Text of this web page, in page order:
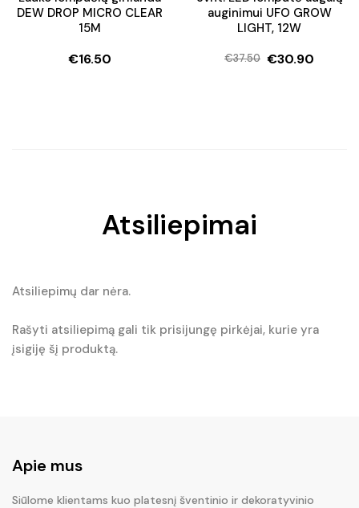
DEW DROP MICRO CLEAR
15M
€16.50
auginimui UFO GROW
LIGHT, 12W
€37.50
Original
€30.90
Current
Atsiliepimai
Atsiliepimų dar nėra.
Rašyti atsiliepimą gali tik prisijungę pirkėjai, kurie yra
įsigiję šį produktą.
Apie mus
Siūlome klientams kuo platesnį šventinio ir dekoratyvinio